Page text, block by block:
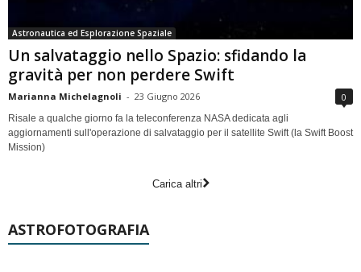
Astronautica ed Esplorazione Spaziale
Un salvataggio nello Spazio: sfidando la
gravità per non perdere Swift
Marianna Michelagnoli - 23 Giugno 2026 0
Risale a qualche giorno fa la teleconferenza NASA dedicata agli
aggiornamenti sull'operazione di salvataggio per il satellite Swift (la Swift Boost
Mission)
Carica altri
ASTROFOTOGRAFIA